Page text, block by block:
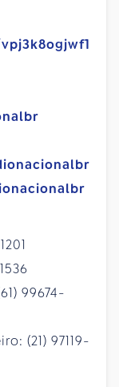
99674-
(21) 97119-